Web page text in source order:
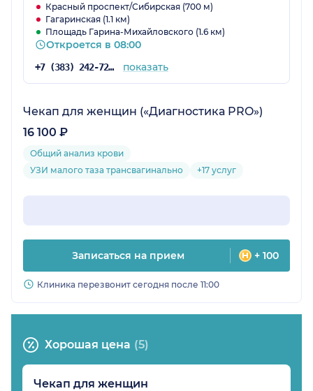
Красный проспект/Сибирская (700 м)
Гагаринская (1.1 км)
Площадь Гарина-Михайловского (1.6 км)
Откроется в 08:00
+7 (383) 242-72-53 показать
Чекап для женщин («Диагностика PRO»)
16 100 ₽
Общий анализ крови
УЗИ малого таза трансвагинально
+17 услуг
Записаться на прием + 100
Клиника перезвонит сегодня после 11:00
Хорошая цена (5)
Чекап для женщин